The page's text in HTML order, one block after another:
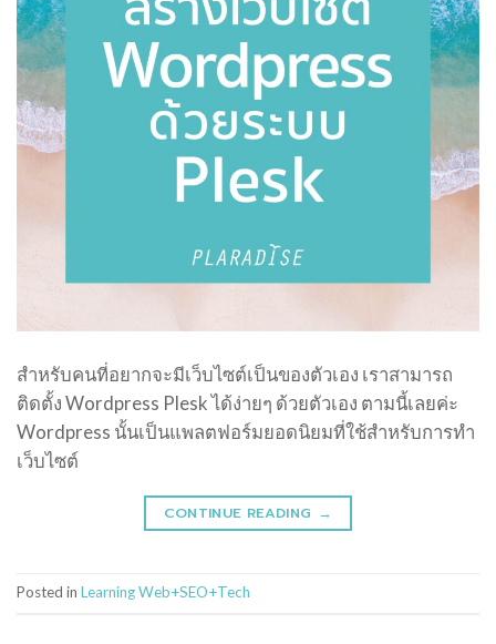
สำหรับคนที่อยากจะมีเว็บไซต์เป็นของตัวเอง เราสามารถ
ติดตั้ง Wordpress Plesk ได้ง่ายๆ ด้วยตัวเอง ตามนี้เลยค่ะ
Wordpress นั้นเป็นแพลตฟอร์มยอดนิยมที่ใช้สำหรับการทำ
เว็บไซต์
CONTINUE READING →
Posted in Learning Web+SEO+Tech